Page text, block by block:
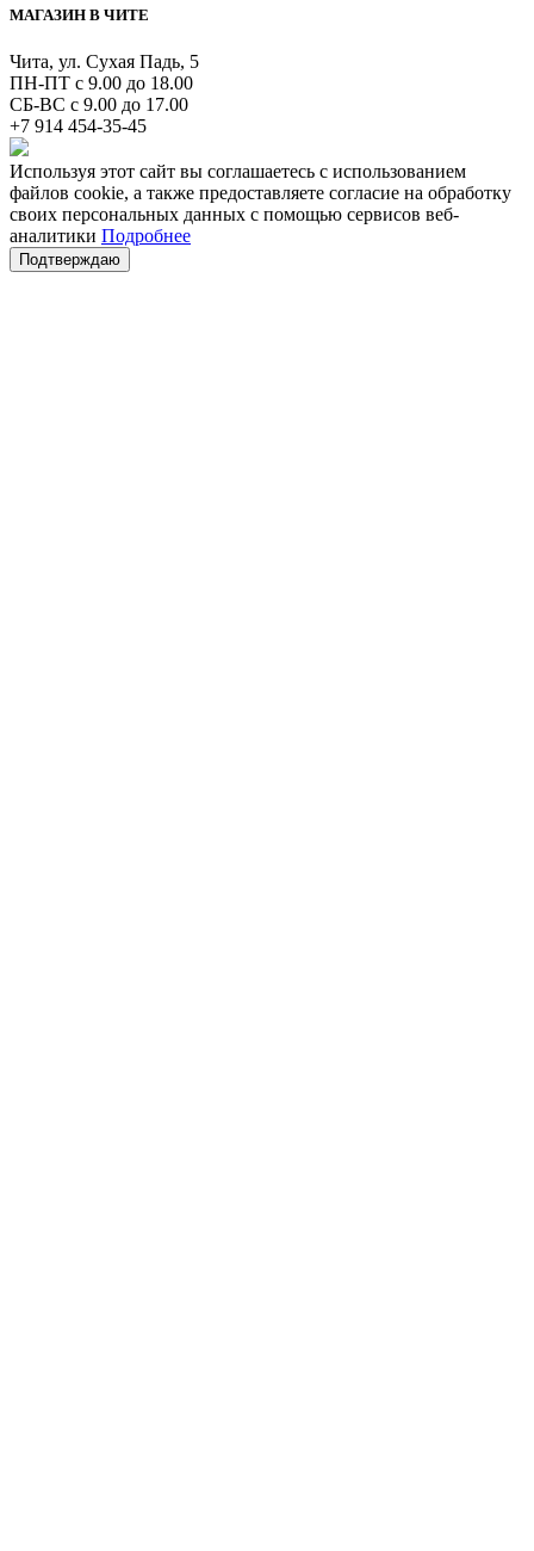
МАГАЗИН В ЧИТЕ
Чита, ул. Сухая Падь, 5
ПН-ПТ с 9.00 до 18.00
СБ-ВС с 9.00 до 17.00
+7 914 454-35-45
Используя этот сайт вы соглашаетесь с использованием
файлов cookie, а также предоставляете согласие на обработку
своих персональных данных с помощью сервисов веб-
аналитики Подробнее
Подтверждаю